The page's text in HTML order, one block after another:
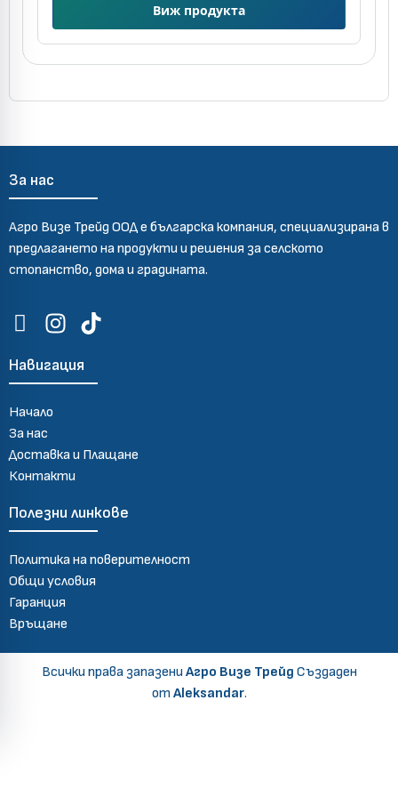
Виж продукта
За нас
Агро Визе Трейд ООД е българска компания, специализирана в
предлагането на продукти и решения за селското
стопанство, дома и градината.
Навигация
Начало
За нас
Доставка и Плащане
Контакти
Полезни линкове
Политика на поверителност
Общи условия
Гаранция
Връщане
Всички права запазениАгро Визе Трейд Създаден
от Aleksandar.